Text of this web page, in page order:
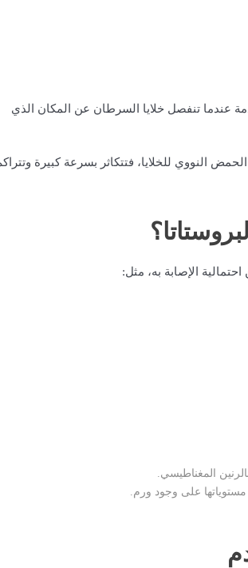
عندما تنفصل خلايا السرطان عن المكان الذي
النووي للخلايا، فتتكاثر بسرعة كبيرة
الإصابة به، مثل: